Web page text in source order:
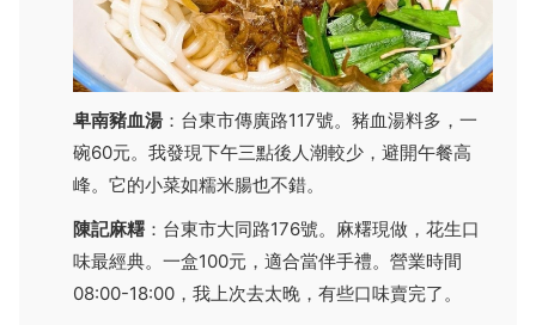
卑南豬血湯 ：台東市傳廣路117號。豬血湯料多，一
碗60元。我發現下午三點後人潮較少，避開午餐高
峰。它的小菜如糯米腸也不錯。
陳記麻糬 ：台東市大同路176號。麻糬現做，花生口
味最經典。一盒100元，適合當伴手禮。營業時間
08:00-18:00，我上次去太晚，有些口味賣完了。